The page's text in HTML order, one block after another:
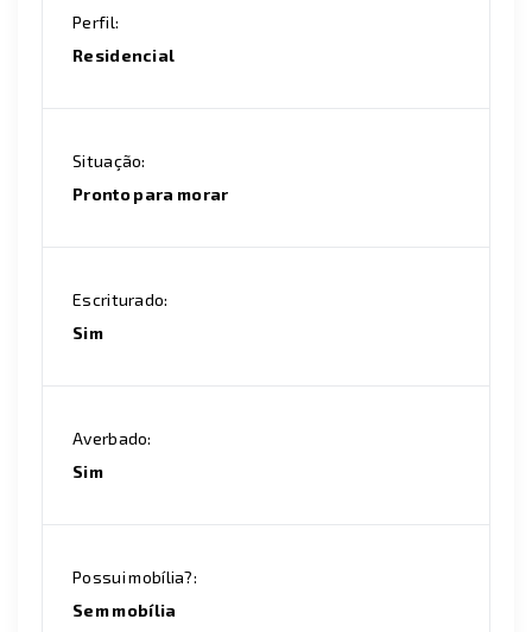
Perfil:
Residencial
Situação:
Pronto para morar
Escriturado:
Sim
Averbado:
Sim
Possui mobília?:
Sem mobília